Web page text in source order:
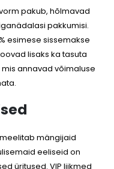
pakub, hõlmavad
pakkumisi.
esimese sissemakse
lisaks ka tasuta
annavad võimaluse
mängijaid
eeliseid on
üritused. VIP liikmed